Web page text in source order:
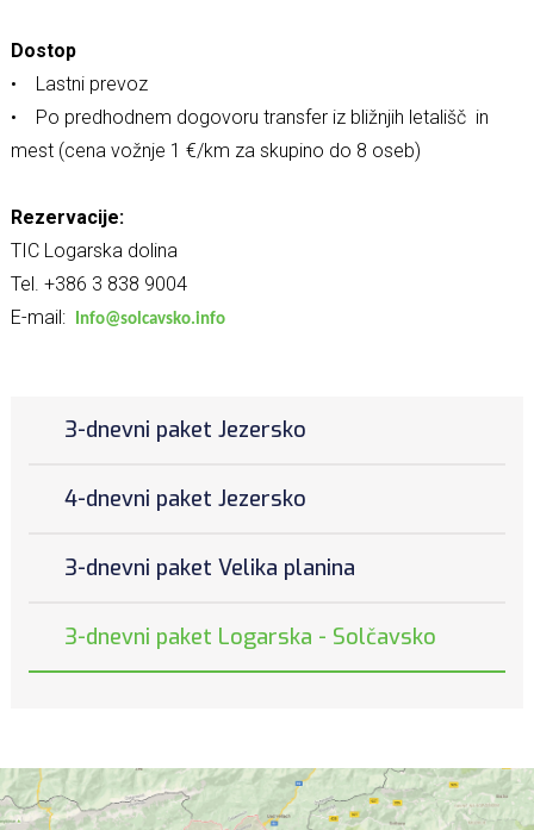
Dostop
• Lastni prevoz
• Po predhodnem dogovoru transfer iz bližnjih letališč in
mest (cena vožnje 1 €/km za skupino do 8 oseb)
Rezervacije:
TIC Logarska dolina
Tel. +386 3 838 9004
E-mail: Info@solcavsko.info
3-dnevni paket Jezersko
4-dnevni paket Jezersko
3-dnevni paket Velika planina
3-dnevni paket Logarska - Solčavsko